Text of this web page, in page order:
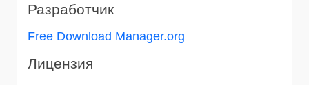
Разработчик
Free Download Manager.org
Лицензия